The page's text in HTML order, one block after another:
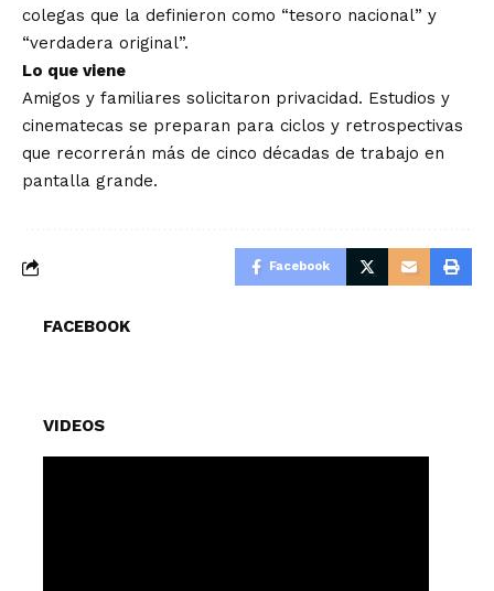
colegas que la definieron como “tesoro nacional” y
“verdadera original”.
Lo que viene
Amigos y familiares solicitaron privacidad. Estudios y
cinematecas se preparan para ciclos y retrospectivas
que recorrerán más de cinco décadas de trabajo en
pantalla grande.
Facebook
FACEBOOK
VIDEOS